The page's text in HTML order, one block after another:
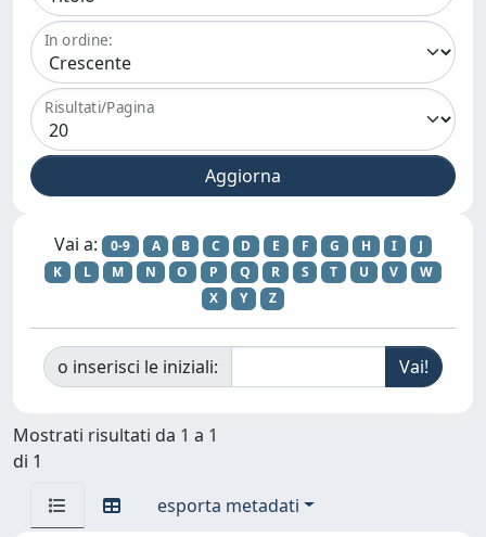
In ordine:
Risultati/Pagina
Vai a: 0-9 A B C D E F G H I
J
K
L M N O P Q R S T U V
W
X
Y Z
o inserisci le iniziali:
Mostrati risultati da 1 a 1
di 1
esporta metadati